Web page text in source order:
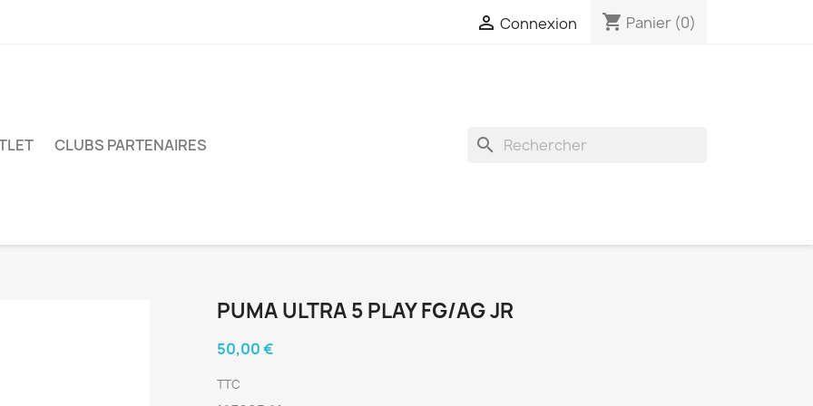
 Connexion shopping_cart Panier (0)
CLUBS PARTENAIRES search
PUMA ULTRA 5 PLAY FG/AG JR
50,00 €
TTC